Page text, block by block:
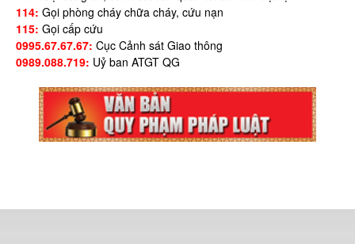
114: Gọi phòng cháy chữa cháy, cứu nạn
115: Gọi cấp cứu
0995.67.67.67: Cục Cảnh sát Giao thông
0989.088.719: Uỷ ban ATGT QG